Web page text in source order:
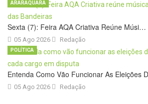
Sexta (7): Feira AQA Criativa Reúne Músi…
05 Ago 2026
ARARAQUARA
Redação
Entenda Como Vão Funcionar As Eleições
05 Ago 2026
POLÍTICA
Redação